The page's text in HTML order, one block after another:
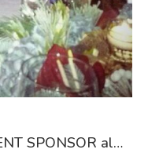
SPONSOR al…